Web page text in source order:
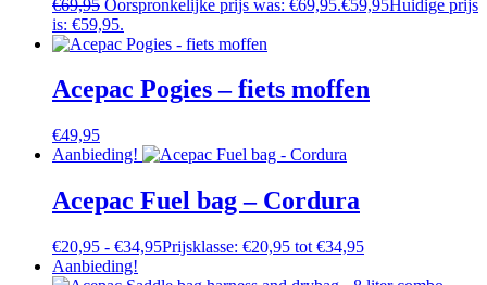
€69,95 Oorspronkelijke prijs was: €69,95.€59,95Huidige prijs
is: €59,95.
Acepac Pogies – fiets moffen
€49,95
Aanbieding!
Acepac Fuel bag – Cordura
€20,95 - €34,95Prijsklasse: €20,95 tot €34,95
Aanbieding!